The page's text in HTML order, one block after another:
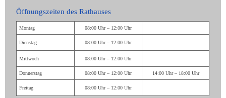
Öffnungszeiten des Rathauses
Montag 08:00 Uhr – 12:00 Uhr
Dienstag 08:00 Uhr – 12:00 Uhr
Mittwoch 08:00 Uhr – 12:00 Uhr
Donnerstag 08:00 Uhr – 12:00 Uhr 14:00 Uhr – 18:00 Uhr
Freitag 08:00 Uhr – 12:00 Uhr